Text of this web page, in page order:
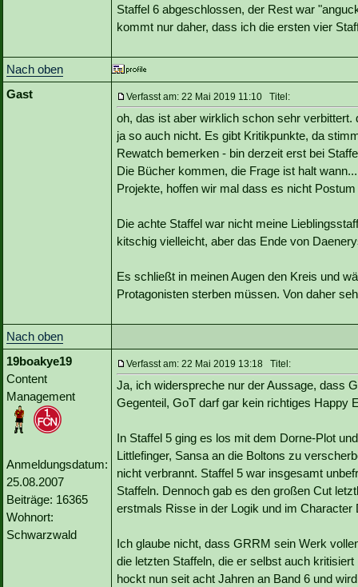
Staffel 6 abgeschlossen, der Rest war
kommt nur daher, dass ich die ersten vier
Nach oben
Gast
Verfasst am: 22 Mai 2019 11:10 Titel:
oh, das ist aber wirklich schon sehr
ja so auch nicht. Es gibt Kritikpunkte, da
Rewatch bemerken - bin derzeit erst bei
Die Bücher kommen, die Frage ist halt
Projekte, hoffen wir mal dass es nicht
Die achte Staffel war nicht meine
kitschig vielleicht, aber das Ende von
Es schließt in meinen Augen den Kreis und
Protagonisten sterben müssen. Von daher
Nach oben
19boakye19
Content
Management
Anmeldungsdatum:
25.08.2007
Beiträge: 16365
Wohnort:
Schwarzwald
Verfasst am: 22 Mai 2019 13:18 Titel:
Ja, ich widerspreche nur der Aussage, dass
Gegenteil, GoT darf gar kein richtiges Happy
In Staffel 5 ging es los mit dem Dorne-Plot
Littlefinger, Sansa an die Boltons zu
nicht verbrannt. Staffel 5 war insgesamt
Staffeln. Dennoch gab es den großen Cut
erstmals Risse in der Logik und im Character
Ich glaube nicht, dass GRRM sein Werk
die letzten Staffeln, die er selbst auch
hockt nun seit acht Jahren an Band 6 und